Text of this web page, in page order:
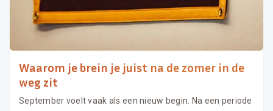
Waarom je brein je juist na de zomer in de
weg zit
September voelt vaak als een nieuw begin. Na een periode